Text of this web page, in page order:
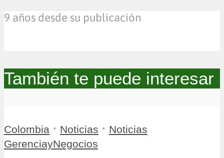
9 años desde su publicación
También te puede interesar
Colombia • Noticias • Noticias
GerenciayNegocios